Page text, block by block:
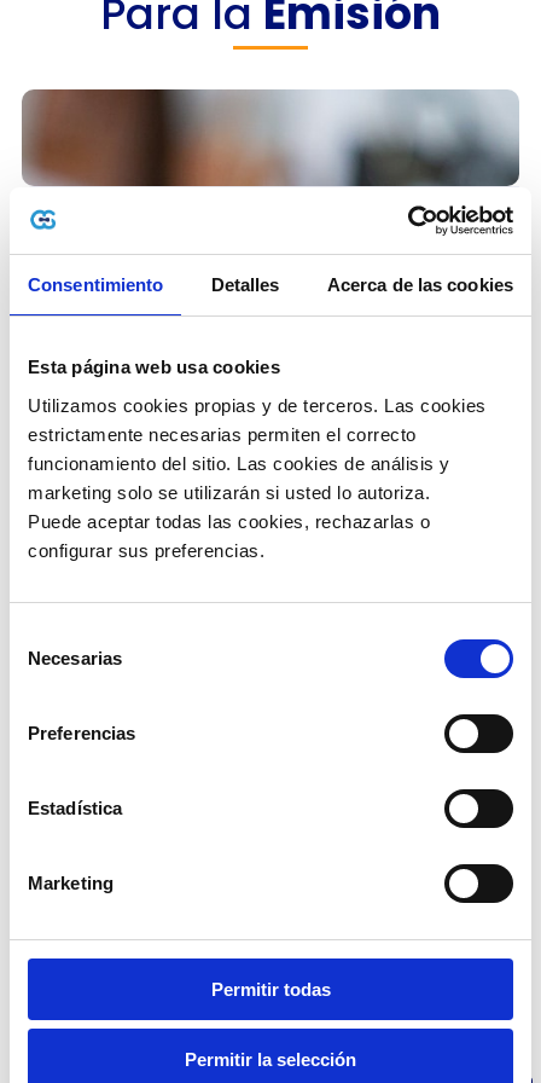
Consentimiento Detalles Acerca de las cookies
Esta página web usa cookies
Utilizamos cookies propias y de terceros. Las cookies
estrictamente necesarias permiten el correcto
funcionamiento del sitio. Las cookies de análisis y
marketing solo se utilizarán si usted lo autoriza.
Puede aceptar todas las cookies, rechazarlas o
configurar sus preferencias.
Necesarias
Preferencias
Estadística
Marketing
Permitir todas
Permitir la selección
Para la Emisión
Integración mediante web services, archivos
de texto y Base de Datos.
Emisión de Facturas Electrónicas desde tu
punto de venta.
factura en PDF.
Reenvío del mail de facturas electrónicas
desde tu punto de venta.
Validación de la factura electrónica recibida,
garantizando que esté autorizado por la
Agencia Tributaria.
Manejo de reportes de información de ventas
Consulta el estado de tus facturas
electrónicas dentro de tu punto de venta.
Publicidad autoadministrada dentro de los PDF
Reporte de facturas con sus respectivos
Escríbenos y te contactaremos
Más solucionespara tu negocio.